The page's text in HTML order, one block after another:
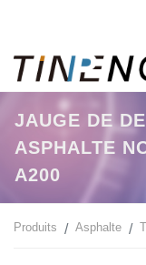
JAUGE DE
ASPHALTE
A200
Produits Asphalte